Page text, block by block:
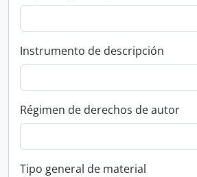
Instrumento de descripción
Régimen de derechos de autor
Tipo general de material